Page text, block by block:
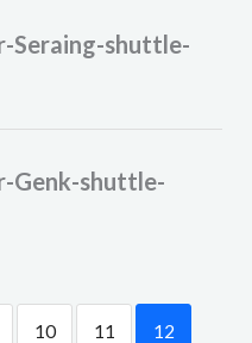
Seraing-shuttle-
Genk-shuttle-
10 11 12